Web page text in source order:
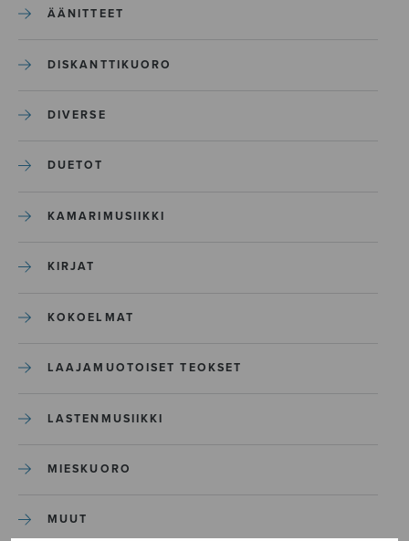
ÄÄNITTEET
DISKANTTIKUORO
DIVERSE
DUETOT
KAMARIMUSIIKKI
KIRJAT
KOKOELMAT
LAAJAMUOTOISET TEOKSET
LASTENMUSIIKKI
MIESKUORO
MUUT